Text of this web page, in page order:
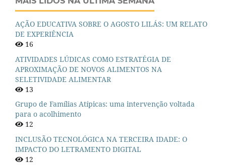
AÇÃO EDUCATIVA SOBRE O AGOSTO LILÁS: UM RELATO
DE EXPERIÊNCIA
16
ATIVIDADES LÚDICAS COMO ESTRATÉGIA DE
APROXIMAÇÃO DE NOVOS ALIMENTOS NA
SELETIVIDADE ALIMENTAR
13
Grupo de Famílias Atípicas: uma intervenção voltada
para o acolhimento
12
INCLUSÃO TECNOLÓGICA NA TERCEIRA IDADE: O
IMPACTO DO LETRAMENTO DIGITAL
12